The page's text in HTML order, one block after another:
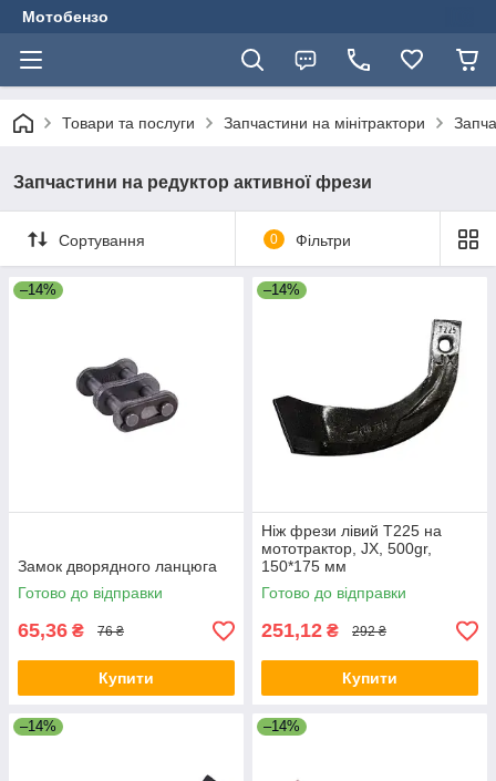
Мотобензо
Товари та послуги Запчастини на мінітрактори
Запчастини на редуктор активної фрези
Сортування 0 Фільтри
–14%
Замок дворядного ланцюга
Готово до відправки
65,36 ₴ 76 ₴
Купити
–14%
Ніж фрези лівий Т225 на
мототрактор, JX, 500gr,
150*175 мм
Готово до відправки
251,12 ₴ 292 ₴
Купити
–14% –14%